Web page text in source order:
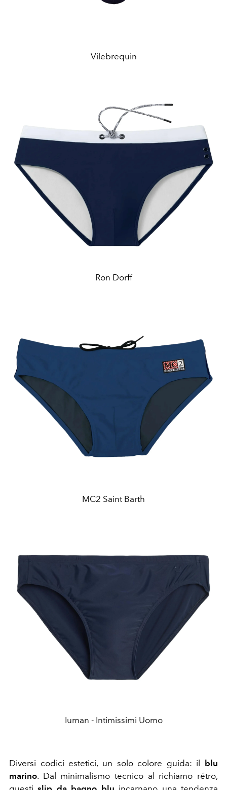
Vilebrequin
Ron Dorff
MC2 Saint Barth
Iuman - Intimissimi Uomo
Diversi codici estetici, un solo colore guida: il blu
marino. Dal minimalismo tecnico al richiamo rétro,